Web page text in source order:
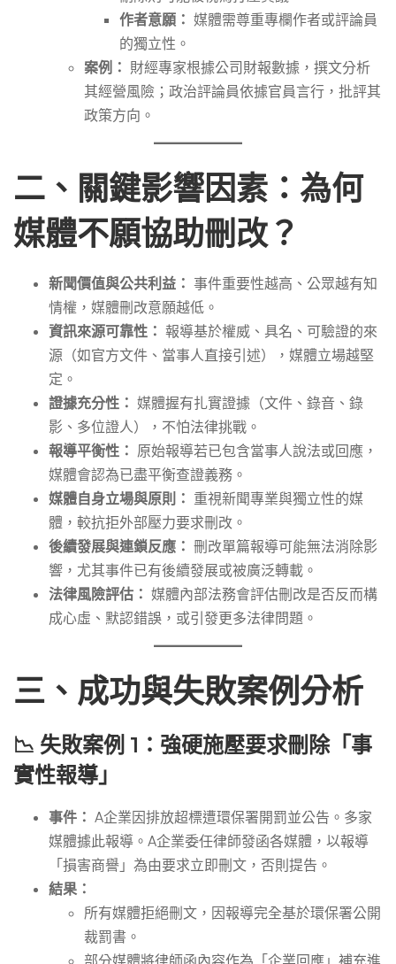
作者意願： 媒體需尊重專欄作者或評論員
的獨立性。
案例： 財經專家根據公司財報數據，撰文分析
其經營風險；政治評論員依據官員言行，批評其
政策方向。
二、關鍵影響因素：為何
媒體不願協助刪改？
新聞價值與公共利益： 事件重要性越高、公眾越有知
情權，媒體刪改意願越低。
資訊來源可靠性： 報導基於權威、具名、可驗證的來
源（如官方文件、當事人直接引述），媒體立場越堅
定。
證據充分性： 媒體握有扎實證據（文件、錄音、錄
影、多位證人），不怕法律挑戰。
報導平衡性： 原始報導若已包含當事人說法或回應，
媒體會認為已盡平衡查證義務。
媒體自身立場與原則： 重視新聞專業與獨立性的媒
體，較抗拒外部壓力要求刪改。
後續發展與連鎖反應： 刪改單篇報導可能無法消除影
響，尤其事件已有後續發展或被廣泛轉載。
法律風險評估： 媒體內部法務會評估刪改是否反而構
成心虛、默認錯誤，或引發更多法律問題。
三、成功與失敗案例分析
📉 失敗案例 1：強硬施壓要求刪除「事
實性報導」
事件： A企業因排放超標遭環保署開罰並公告。多家
媒體據此報導。A企業委任律師發函各媒體，以報導
「損害商譽」為由要求立即刪文，否則提告。
結果：
所有媒體拒絕刪文，因報導完全基於環保署公開
裁罰書。
部分媒體將律師函內容作為「企業回應」補充進